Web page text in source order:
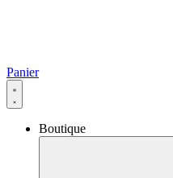
Panier
Boutique